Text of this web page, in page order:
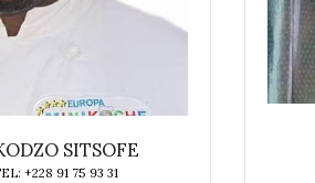
SITSOFE
+228 91 75 93 31